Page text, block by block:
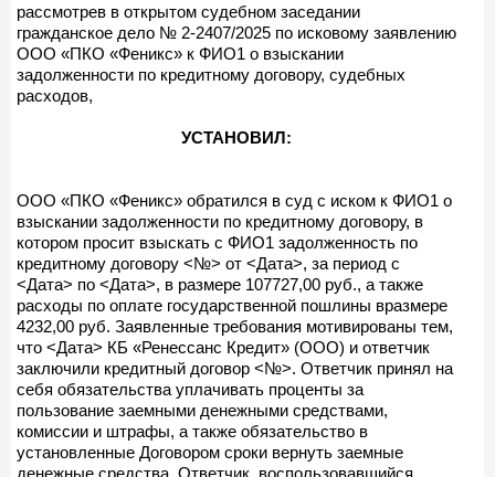
рассмотрев в открытом судебном заседании
гражданское дело № 2-2407/2025 по исковому заявлению
ООО «ПКО «Феникс» к ФИО1 о взыскании
задолженности по кредитному договору, судебных
расходов,
УСТАНОВИЛ:
ООО «ПКО «Феникс» обратился в суд с иском к ФИО1 о
взыскании задолженности по кредитному договору, в
котором просит взыскать с ФИО1 задолженность по
кредитному договору <№> от <Дата>, за период с
<Дата> по <Дата>, в размере 107727,00 руб., а также
расходы по оплате государственной пошлины вразмере
4232,00 руб. Заявленные требования мотивированы тем,
что <Дата> КБ «Ренессанс Кредит» (ООО) и ответчик
заключили кредитный договор <№>. Ответчик принял на
себя обязательства уплачивать проценты за
пользование заемными денежными средствами,
комиссии и штрафы, а также обязательство в
установленные Договором сроки вернуть заемные
денежные средства. Ответчик, воспользовавшийся